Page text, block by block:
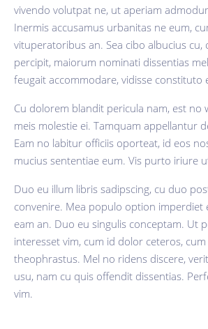
vivendo volutpat ne, ut aperiam
Inermis accusamus urbanitas ne eum,
vituperatoribus an. Sea cibo albucius cu,
percipit, maiorum nominati dissentias
feugait accommodare, vidisse constituto
Cu dolorem blandit pericula nam, est no
meis molestie ei. Tamquam appellantur
Eam no labitur officiis oporteat, id eos
mucius sententiae eum. Vis purto iriure
Duo eu illum libris sadipscing, cu duo
convenire. Mea populo option imperdiet
eam an. Duo eu singulis conceptam. Ut
interesset vim, cum id dolor ceteros,
theophrastus. Mel no ridens discere,
usu, nam cu quis offendit dissentias.
vim.